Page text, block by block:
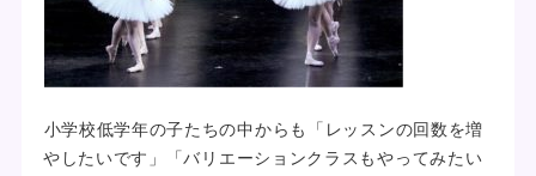
小学校低学年の子たちの中からも「レッスンの回数を増
やしたいです」「バリエーションクラスもやってみたい